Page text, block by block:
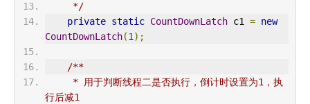
     */
private static CountDownLatch c1 = new
CountDownLatch(1);
/**
行后减1